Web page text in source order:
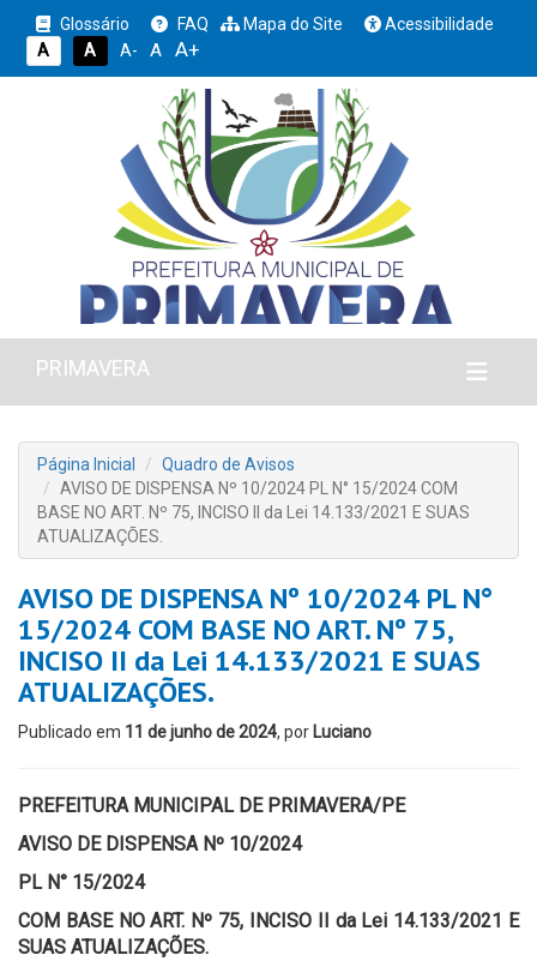
Glossário FAQ Mapa do Site
Acessibilidade
A
A A- A A+
PRIMAVERA
Página Inicial
Quadro de Avisos
AVISO DE DISPENSA Nº 10/2024 PL N° 15/2024 COM
BASE NO ART. Nº 75, INCISO II da Lei 14.133/2021 E SUAS
ATUALIZAÇÕES.
AVISO DE DISPENSA Nº 10/2024 PL N°
15/2024 COM BASE NO ART. Nº 75,
INCISO II da Lei 14.133/2021 E SUAS
ATUALIZAÇÕES.
Publicado em 11 de junho de 2024, por Luciano
PREFEITURA MUNICIPAL DE PRIMAVERA/PE
AVISO DE DISPENSA Nº 10/2024
PL N° 15/2024
COM BASE NO ART. Nº 75, INCISO II da Lei 14.133/2021 E
SUAS ATUALIZAÇÕES.